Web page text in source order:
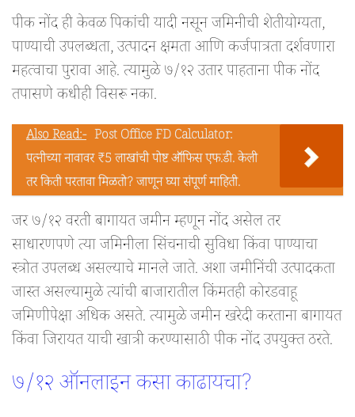
पीक नोंद ही केवळ पिकांची यादी नसून जमिनीची शेतीयोग्यता,
पाण्याची उपलब्धता, उत्पादन क्षमता आणि कर्जपात्रता दर्शवणारा
महत्वाचा पुरावा आहे. त्यामुळे ७/१२ उतार पाहताना पीक नोंद
तपासणे कधीही विसरू नका.
Also Read:- Post Office FD Calculator:
पत्नीच्या नावावर ₹5 लाखांची पोष्ट ऑफिस एफ.डी. केली
तर किती परतावा मिळतो? जाणून घ्या संपूर्ण माहिती.
जर ७/१२ वरती बागायत जमीन म्हणून नोंद असेल तर
साधारणपणे त्या जमिनीला सिंचनाची सुविधा किंवा पाण्याचा
स्त्रोत उपलब्ध असल्याचे मानले जाते. अशा जमीनिंची उत्पादकता
जास्त असल्यामुळे त्यांची बाजारातील किंमतही कोरडवाहू
जमिणीपेक्षा अधिक असते. त्यामुळे जमीन खरेदी करताना बागायत
किंवा जिरायत याची खात्री करण्यासाठी पीक नोंद उपयुक्त ठरते.
७/१२ ऑनलाइन कसा काढायचा?